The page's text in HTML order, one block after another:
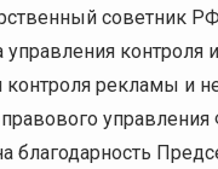
советник
управления
контроля рекламы и
благодарность